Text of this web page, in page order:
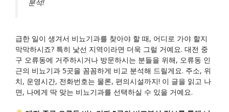
분석!
급한 일이 생겨서 비뇨기과를 찾아야 할 때, 어디로 가야 할지
막막하시죠? 특히 낯선 지역이라면 더욱 그럴 거예요. 대전 중
구 오류동에 거주하시거나 방문하시는 분들을 위해, 오류동 인
근의 비뇨기과 5곳을 꼼꼼하게 비교 분석해 드릴게요. 주소, 위
치, 운영시간, 전화번호는 물론, 편의시설까지! 이 글을 읽고 나
면, 나에게 딱 맞는 비뇨기과를 선택하실 수 있을 거예요.